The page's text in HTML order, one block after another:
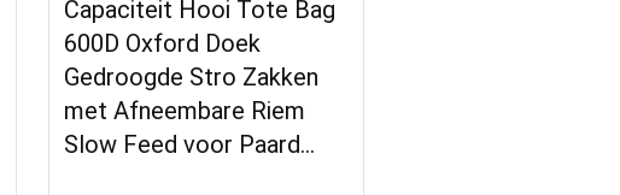
Capaciteit Hooi Tote Bag
600D Oxford Doek
Gedroogde Stro Zakken
met Afneembare Riem
Slow Feed voor Paard…